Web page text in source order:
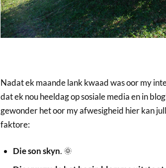
Nadat ek maande lank kwaad was oor my
dat ek nou heeldag op sosiale media en in
gewonder het oor my afwesigheid hier kan
faktore:
Die son skyn. 🌞